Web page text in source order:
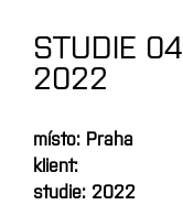
STUDIE 04
2022
místo: Praha
klient:
studie: 2022